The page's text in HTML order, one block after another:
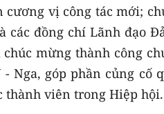
cương vị công tác mới;
các đồng chí Lãnh đạo
mừng thành công
- Nga, góp phần củng cố
thành viên trong Hiệp hội.